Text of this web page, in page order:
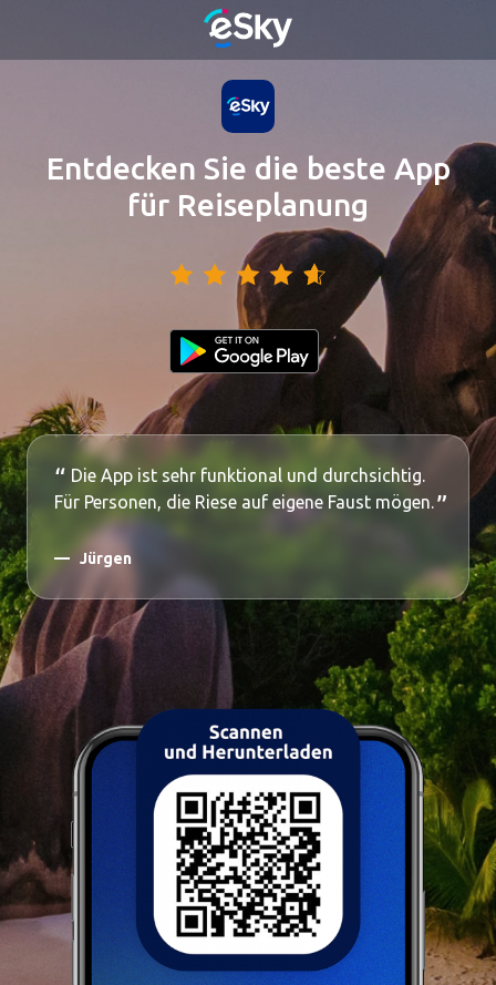
Entdecken Sie die beste App
für Reiseplanung
Die App ist sehr funktional und durchsichtig.
Für Personen, die Riese auf eigene Faust mögen.
Jürgen